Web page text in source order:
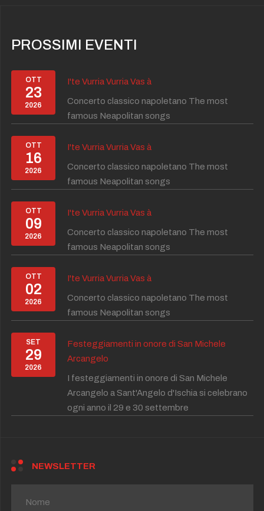
PROSSIMI EVENTI
OTT
23
2026
I'te Vurria Vurria Vas à
Concerto classico napoletano The most
famous Neapolitan songs
OTT
16
2026
I'te Vurria Vurria Vas à
Concerto classico napoletano The most
famous Neapolitan songs
OTT
09
2026
I'te Vurria Vurria Vas à
Concerto classico napoletano The most
famous Neapolitan songs
OTT
02
2026
I'te Vurria Vurria Vas à
Concerto classico napoletano The most
famous Neapolitan songs
SET
29
2026
Festeggiamenti in onore di San Michele
Arcangelo
I festeggiamenti in onore di San Michele
Arcangelo a Sant'Angelo d'Ischia si celebrano
ogni anno il 29 e 30 settembre
NEWSLETTER